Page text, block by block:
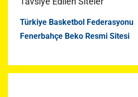
Türkiye Basketbol Federasyonu
Fenerbahçe Beko Resmi Sitesi